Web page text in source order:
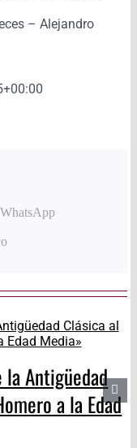
– Alejandro
WhatsApp
la Antigüedad
a la Edad